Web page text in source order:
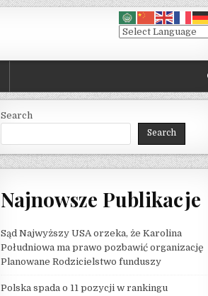
Search
Search
Najnowsze Publikacje
Sąd Najwyższy USA orzeka, że ​​Karolina
Południowa ma prawo pozbawić organizację
Planowane Rodzicielstwo funduszy
Polska spada o 11 pozycji w rankingu